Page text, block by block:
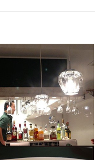
サービスマナー
出店開業ノウハウ